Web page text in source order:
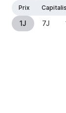
Prix
1J 7J